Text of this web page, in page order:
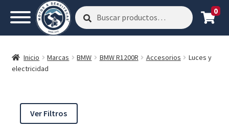
Buscar
por:
Buscar 0
Inicio Marcas BMW BMW R1200R Accesorios
Luces y
electricidad
Ver Filtros